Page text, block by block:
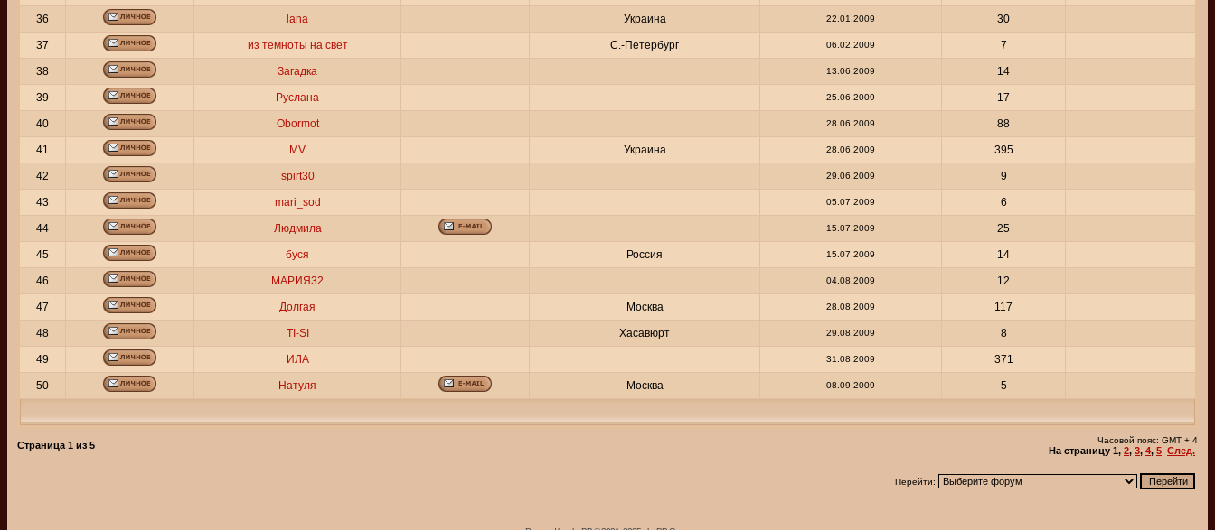
36 lana Украина 22.01.2009 30
37 из темноты на свет С.-Петербург 06.02.2009 7
38 Загадка 13.06.2009 14
39 Руслана 25.06.2009 17
40 Obormot 28.06.2009 88
41 MV Украина 28.06.2009 395
42 spirt30 29.06.2009 9
43 mari_sod 05.07.2009 6
44 Людмила 15.07.2009 25
45 буся Россия 15.07.2009 14
46 МАРИЯ32 04.08.2009 12
47 Долгая Москва 28.08.2009 117
48 TI-SI Хасавюрт 29.08.2009 8
49 ИЛА 31.08.2009 371
50 Натуля Москва 08.09.2009 5
Страница 1 из 5 Часовой пояс: GMT + 4
На страницу 1, 2, 3, 4, 5 След.
Перейти: